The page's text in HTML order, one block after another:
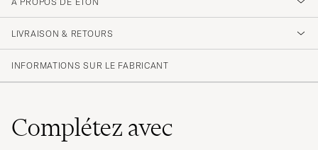
Snygg skorta, passar perfekt.
PER M ACHETÉ LE SUR CAREOFCARL.SE
LIVRAISON & RETOURS
INFORMATIONS SUR LE FABRICANT
Complétez avec